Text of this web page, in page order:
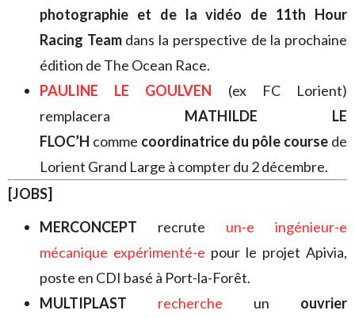
photographie et de la vidéo de 11th Hour
Racing Teamdans la perspective de la prochaine
édition de The Ocean Race.
PAULINE LE GOULVEN (ex FC Lorient)
remplacera MATHILDE LE
FLOC’H comme coordinatrice du pôle course de
Lorient Grand Large à compter du 2 décembre.
[JOBS]
MERCONCEPT recrute un-e ingénieur-e
mécanique expérimenté-e pour le projet Apivia,
poste en CDI basé à Port-la-Forêt.
MULTIPLAST
recherche un ouvrier